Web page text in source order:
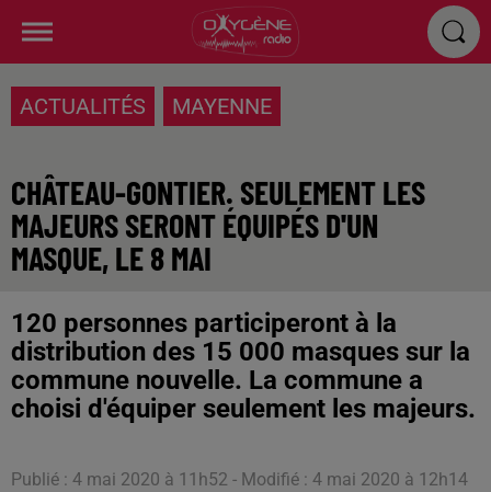
ACTUALITÉS MAYENNE
CHÂTEAU-GONTIER. SEULEMENT LES
MAJEURS SERONT ÉQUIPÉS D'UN
MASQUE, LE 8 MAI
120 personnes participeront à la
distribution des 15 000 masques sur la
commune nouvelle. La commune a
choisi d'équiper seulement les majeurs.
Publié : 4 mai 2020 à 11h52 - Modifié : 4 mai 2020 à 12h14